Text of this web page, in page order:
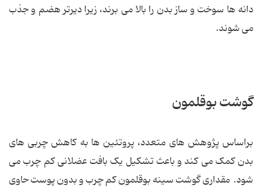
دانه ها سوخت و ساز بدن را بالا می برند، زیرا دیرتر هضم و جذب
می شوند.
گوشت بوقلمون
براساس پژوهش های متعدد، پروتئین ها به کاهش چربی های
بدن کمک می کند و باعث تشکیل یک بافت عضلانی کم چرب می
شود. مقداری گوشت سینه بوقلمون کم چرب و بدون پوست حاوی